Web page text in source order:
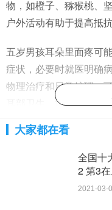
物，如橙子、猕猴桃、
户外活动有助于提高抵
五岁男孩耳朵里面疼可
症状，必要时就医明确
物理治疗和日常护理，
耳部卫生、增强免疫力
更多健康养生知识请关注
大家都在看
全国十
2 第3
2021-03-